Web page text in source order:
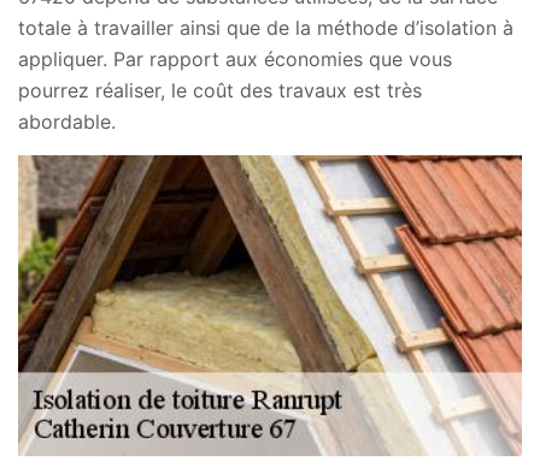
totale à travailler ainsi que de la méthode d’isolation à
appliquer. Par rapport aux économies que vous
pourrez réaliser, le coût des travaux est très
abordable.